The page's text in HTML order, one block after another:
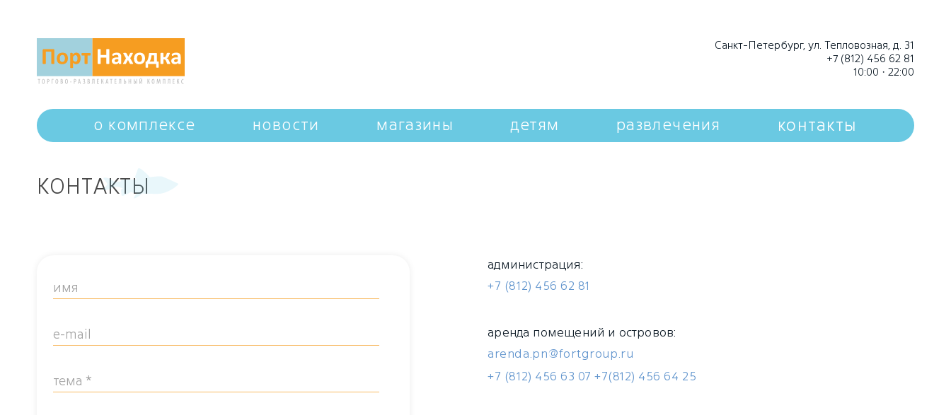
Санкт-Петербург, ул. Тепловозная, д. 31
+7 (812) 456 62 81
10:00 · 22:00
о комплексе новости магазины детям развлечения контакты
КОНТАКТЫ
администрация:
+7 (812) 456 62 81
аренда помещений и островов:
arenda.pn@fortgroup.ru
+7 (812) 456 63 07 +7(812) 456 64 25